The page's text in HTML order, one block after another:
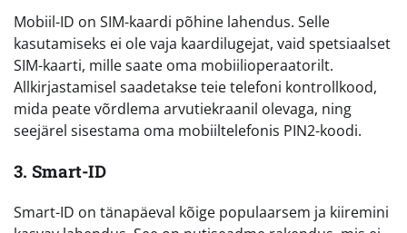
Mobiil-ID on SIM-kaardi põhine lahendus. Selle
kasutamiseks ei ole vaja kaardilugejat, vaid spetsiaalset
SIM-kaarti, mille saate oma mobiilioperaatorilt.
Allkirjastamisel saadetakse teie telefoni kontrollkood,
mida peate võrdlema arvutiekraanil olevaga, ning
seejärel sisestama oma mobiiltelefonis PIN2-koodi.
3. Smart-ID
Smart-ID on tänapäeval kõige populaarsem ja kiiremini